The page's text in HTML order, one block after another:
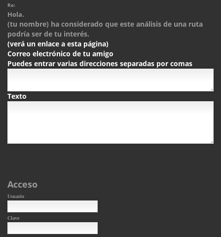
Re:
Hola.
(tu nombre) ha considerado que este análisis de una ruta
podría ser de tu interés.
(verá un enlace a esta página)
Correo electrónico de tu amigo
Puedes entrar varias direcciones separadas por comas
Texto
Acceso
Usuario
Clave